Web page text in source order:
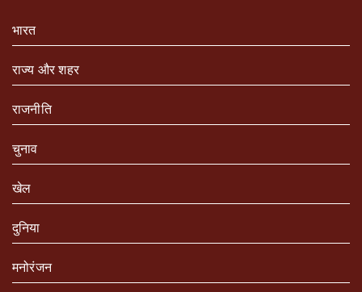
भारत
राज्य और शहर
राजनीति
चुनाव
खेल
दुनिया
मनोरंजन